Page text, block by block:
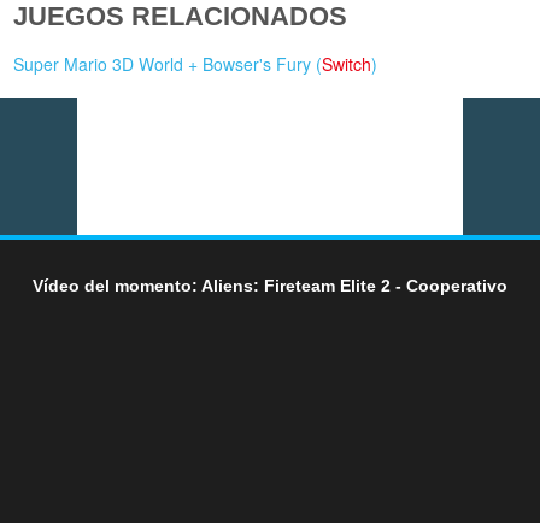
JUEGOS RELACIONADOS
Super Mario 3D World + Bowser's Fury (Switch)
Vídeo del momento: Aliens: Fireteam Elite 2 - Cooperativo